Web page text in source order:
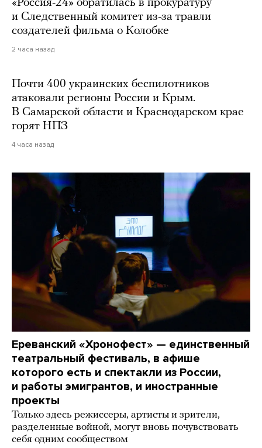
«Россия-24» обратилась в прокуратуру
и Следственный комитет из-за травли
создателей фильма о Колобке
2 часа назад
Почти 400 украинских беспилотников
атаковали регионы России и Крым.
В Самарской области и Краснодарском крае
горят НПЗ
4 часа назад
Ереванский «Хронофест» — единственный
театральный фестиваль, в афише
которого есть и спектакли из России,
и работы эмигрантов, и иностранные
проекты
Только здесь режиссеры, артисты и зрители,
разделенные войной, могут вновь почувствовать
себя одним сообществом